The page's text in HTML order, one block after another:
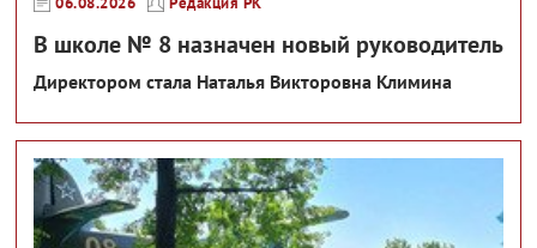
В школе № 8 назначен новый руководитель
Директором стала Наталья Викторовна Климина